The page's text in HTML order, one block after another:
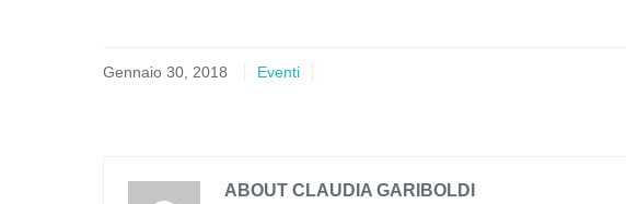
Gennaio 30, 2018 Eventi
ABOUT CLAUDIA GARIBOLDI